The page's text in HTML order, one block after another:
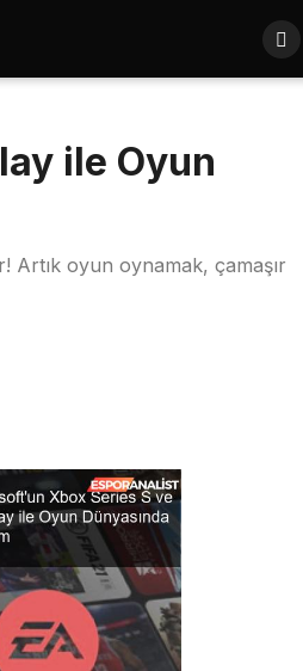
ile Oyun
Artık oyun oynamak, çamaşır